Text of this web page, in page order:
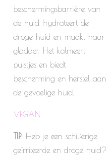
beschermingsbarrière van
de huid, hydrateert de
droge huid en maakt haar
gladder. Het kalmeert
puistjes en biedt
bescherming en herstel aan
de gevoelige huid.
VEGAN
TIP: Heb je een schilferige,
geïrriteerde en droge huid?